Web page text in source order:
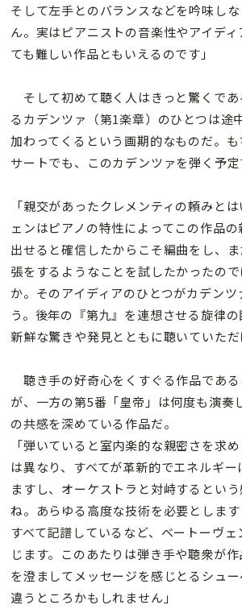
そして左手とのバランスなどを吟味し
ん。実はピアニストの音楽性やアイデ
ても難しい作品ともいえるのです」
そして初めて聴く人はきっと驚くで
るカデンツァ（第1楽章）のひとつは途
加わってくるという画期的なものだ。
サートでも、このカデンツァを弾く予定
「親交があったクレメンティの頼みと
ェンはピアノの特性によってこの作品
出せると確信したからこそ編曲をし、
張をするようなことを試したかったの
か。そのアイディアのひとつがカデンツ
う。後年の『第九』を連想させる旋律の
新鮮な驚きや発見とともに聴いていただ
聴き手の好奇心をくすぐる作品であ
が、一方の第5番「皇帝」は何度も演奏
の共感を深めている作品だ。
「弾いていると室内楽的な親密さを求
は異なり、すべてが革新的でエネルギ
ますし、オーケストラと対峙するとい
ね。あらゆる高度な技術を必要としま
すべて記譜しているなど、ベートーヴ
じます。このあたりは弾き手や聴衆が
を澄ましてメッセージを感じとるシュー
違うところかもしれません」